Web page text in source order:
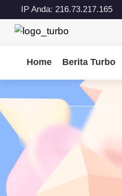
IP Anda: 216.73.217.165
Home Berita Turbo